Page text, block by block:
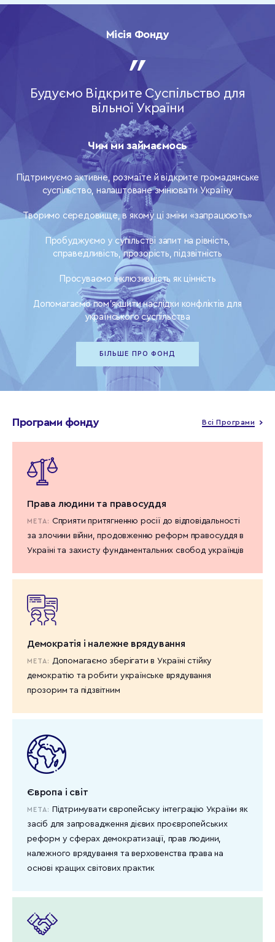
Місія Фонду
Будуємо Відкрите Суспільство для
вільної України
Чим ми займаємось
Підтримуємо активне, розмаїте й відкрите громадянське
суспільство, налаштоване змінювати Україну
Творимо середовище, в якому ці зміни «запрацюють»
Пробуджуємо у супільстві запит на рівність,
справедливість, прозорість, підзвітність
Просуваємо інклюзивність як цінність
Допомагаємо пом’якшити наслідки конфліктів для
українського суспільства
БІЛЬШЕ ПРО ФОНД
Програми фонду Всі Програми
Права людини та правосуддя
МЕТА: Сприяти притягненню росії до відповідальності
за злочини війни, продовженню реформ правосуддя в
Україні та захисту фундаментальних свобод українців
Демократія і належне врядування
МЕТА:
Допомагаємо зберігати в Україні стійку
демократію та робити українське врядування
прозорим та підзвітним
Європа і світ
МЕТА: Підтримувати європейську інтеграцію України як
засіб для запровадження дієвих проєвропейських
реформ у сферах демократизації, прав людини,
належного врядування та верховенства права на
основі кращих світових практик